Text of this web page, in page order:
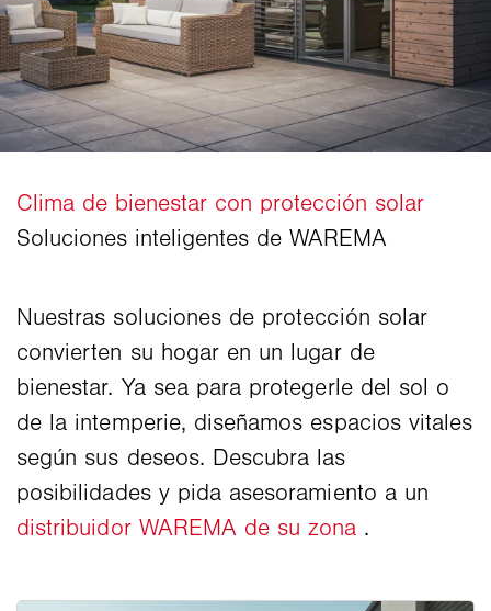
Nuestras soluciones de protección solar
convierten su hogar en un lugar de
bienestar. Ya sea para protegerle del sol o
de la intemperie, diseñamos espacios vitales
según sus deseos. Descubra las
posibilidades y pida asesoramiento a un
distribuidor WAREMA de su zona .